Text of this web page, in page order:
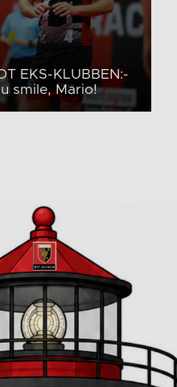
EKS-KLUBBEN:-
smile, Mario!